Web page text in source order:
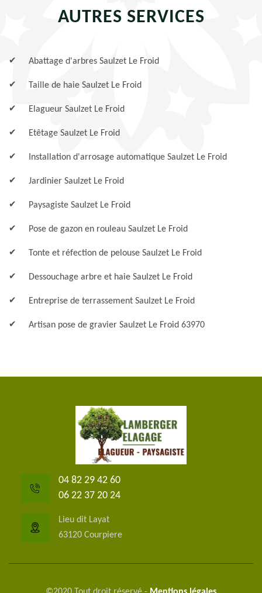
AUTRES SERVICES
Abattage d'arbres Saulzet Le Froid
Taille de haie Saulzet Le Froid
Elagueur Saulzet Le Froid
Etêtage Saulzet Le Froid
Installation d'arrosage automatique Saulzet Le Froid
Jardinier Saulzet Le Froid
Paysagiste Saulzet Le Froid
Pose de gazon en rouleau Saulzet Le Froid
Tonte et réfection de pelouse Saulzet Le Froid
Dessouchage arbre et haie Saulzet Le Froid
Entreprise de terrassement Saulzet Le Froid
Artisan pose de gravier Saulzet Le Froid 63970
04 82 29 42 60
06 22 37 20 24
Lieu dit Layat
63120 Courpiere